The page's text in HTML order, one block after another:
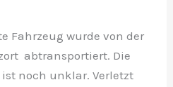
Fahrzeug wurde von der
abtransportiert. Die
noch unklar. Verletzt